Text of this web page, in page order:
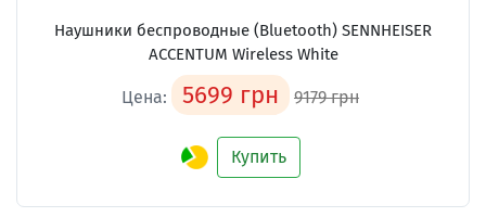
Наушники беспроводные (Bluetooth) SENNHEISER
ACCENTUM Wireless White
Цена: 5699 грн 9179 грн
Купить